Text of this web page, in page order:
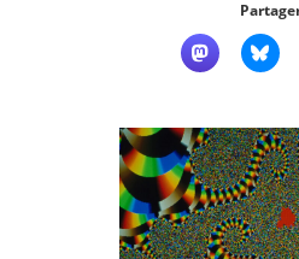
Qui sommes nous ?
Nous suivre